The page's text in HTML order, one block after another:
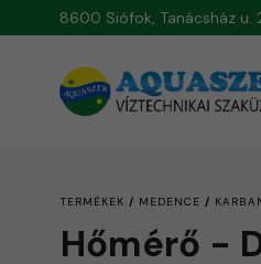
8600 Siófok, Tanácsház
TERMÉKEK / MEDENCE /
Hőmérő -